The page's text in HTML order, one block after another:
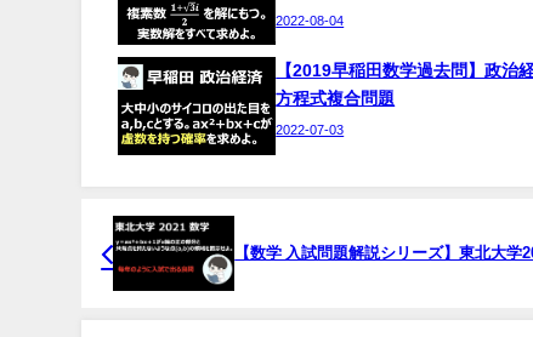
2022-08-04
【2019早稲田数学過去問】政治
方程式複合問題
2022-07-03
【数学 入試問題解説シリーズ】東北大学